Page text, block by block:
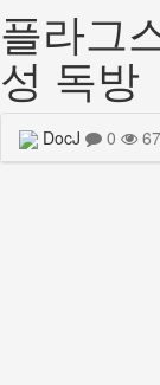
플라그
성 독방
DocJ 0